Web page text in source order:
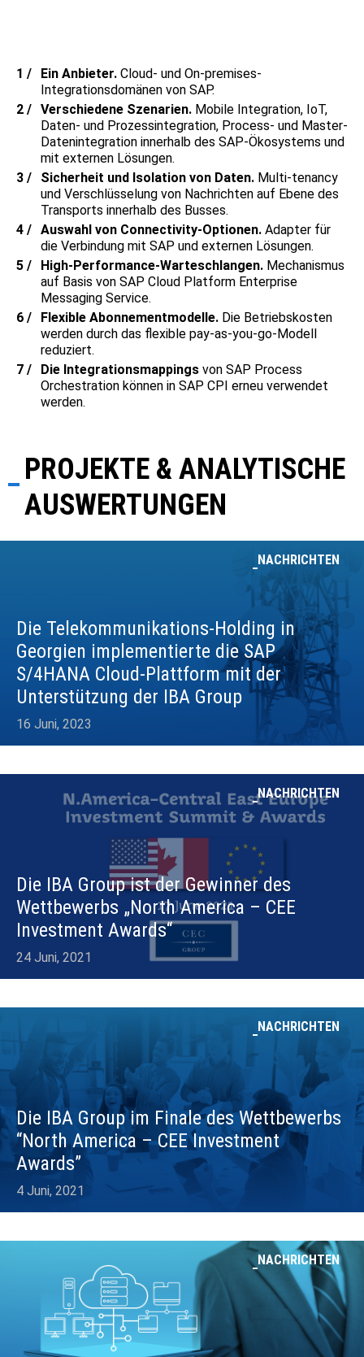
Ein Anbieter. Cloud- und On-premises-
Integrationsdomänen von SAP.
Verschiedene Szenarien. Mobile Integration, IoT,
Daten- und Prozessintegration, Process- und Master-
Datenintegration innerhalb des SAP-Ökosystems und
mit externen Lösungen.
Sicherheit und Isolation von Daten. Multi-tenancy
und Verschlüsselung von Nachrichten auf Ebene des
Transports innerhalb des Busses.
Auswahl von Connectivity-Optionen. Adapter für
die Verbindung mit SAP und externen Lösungen.
High-Performance-Warteschlangen. Mechanismus
auf Basis von SAP Cloud Platform Enterprise
Messaging Service.
Flexible Abonnementmodelle. Die Betriebskosten
werden durch das flexible pay-as-you-go-Modell
reduziert.
Die Integrationsmappings von SAP Process
Orchestration können in SAP CPI erneu verwendet
werden.
PROJEKTE & ANALYTISCHE
AUSWERTUNGEN
NACHRICHTEN
Die Telekommunikations-Holding in
Georgien implementierte die SAP
S/4HANA Cloud-Plattform mit der
Unterstützung der IBA Group
16 Juni, 2023
NACHRICHTEN
Die IBA Group ist der Gewinner des
Wettbewerbs „North America – CEE
Investment Awards“
24 Juni, 2021
NACHRICHTEN
Die IBA Group im Finale des Wettbewerbs
“North America – CEE Investment
Awards”
4 Juni, 2021
NACHRICHTEN